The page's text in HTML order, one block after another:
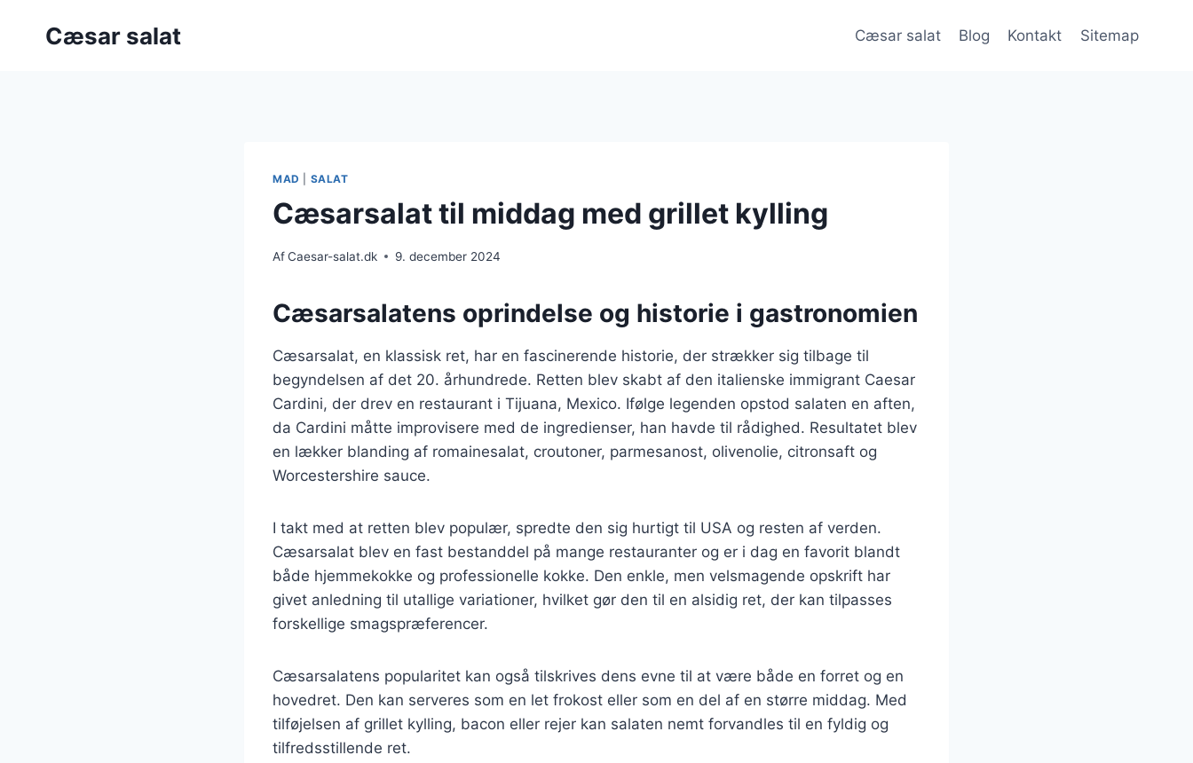
Cæsar salat Cæsar salat Blog Kontakt Sitemap
MAD SALAT
Cæsarsalat til middag med grillet kylling
AfCaesar-salat.dk 9. december 2024
Cæsarsalatens oprindelse og historie i gastronomien
Cæsarsalat, en klassisk ret, har en fascinerende historie, der strækker sig tilbage til
begyndelsen af det 20. århundrede. Retten blev skabt af den italienske immigrant Caesar
Cardini, der drev en restaurant i Tijuana, Mexico. Ifølge legenden opstod salaten en aften,
da Cardini måtte improvisere med de ingredienser, han havde til rådighed. Resultatet blev
en lækker blanding af romainesalat, croutoner, parmesanost, olivenolie, citronsaft og
Worcestershire sauce.
I takt med at retten blev populær, spredte den sig hurtigt til USA og resten af verden.
Cæsarsalat blev en fast bestanddel på mange restauranter og er i dag en favorit blandt
både hjemmekokke og professionelle kokke. Den enkle, men velsmagende opskrift har
givet anledning til utallige variationer, hvilket gør den til en alsidig ret, der kan tilpasses
forskellige smagspræferencer.
Cæsarsalatens popularitet kan også tilskrives dens evne til at være både en forret og en
hovedret. Den kan serveres som en let frokost eller som en del af en større middag. Med
tilføjelsen af grillet kylling, bacon eller rejer kan salaten nemt forvandles til en fyldig og
tilfredsstillende ret.